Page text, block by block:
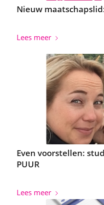
Nieuw
Lees meer
Even voorstellen:
PUUR
Lees meer